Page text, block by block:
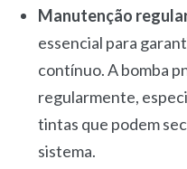
Manutenção
essencial para
contínuo. A bomba
regularmente,
tintas que podem
sistema.